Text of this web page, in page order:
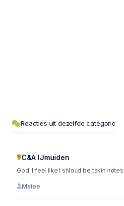
Reacties uit dezelfde categorie
C&A IJmuiden
God, I feel like I shloud be takin
Matee